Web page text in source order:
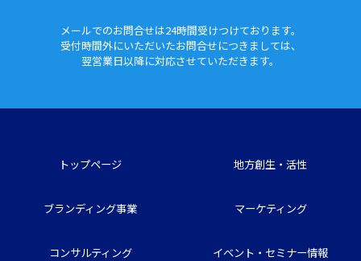
メールでのお問合せは24時間受けつけております。
受付時間外にいただいたお問合せにつきましては、
翌営業日以降に対応させていただきます。
トップページ 地方創生・活性
ブランディング事業 マーケティング
コンサルティング イベント・セミナー情報